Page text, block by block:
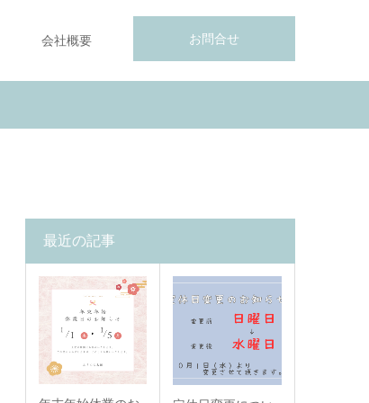
お問合せ
会社概要
最近の記事